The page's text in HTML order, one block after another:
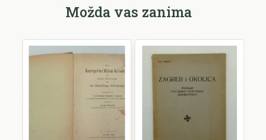
Možda vas zanima